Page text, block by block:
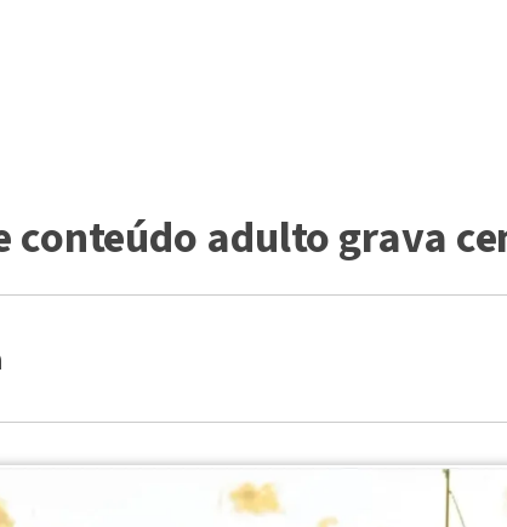
conteúdo adulto grava